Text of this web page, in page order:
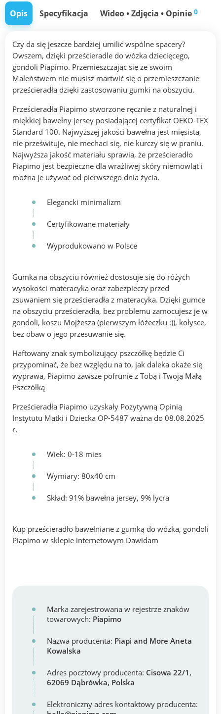
Opis Specyfikacja Wideo • Zdjęcia • Opinie 0
Czy da się jeszcze bardziej umilić wspólne spacery?
Owszem, dzięki prześcieradle do wózka dziecięcego,
gondoli Piapimo. Przemieszczając się ze swoim
Maleństwem nie musisz martwić się o przemieszczanie
prześcieradła dzięki zastosowaniu gumki na obszyciu.
Prześcieradła Piapimo stworzone ręcznie z naturalnej i
miękkiej bawełny jersey posiadającej certyfikat OEKO-TEX
Standard 100. Najwyższej jakości bawełna jest mięsista,
nie prześwituje, nie mechaci się, nie kurczy się w praniu.
Najwyższa jakość materiału sprawia, że prześcieradło
Piapimo jest bezpieczne dla wrażliwej skóry niemowląt i
można je używać od pierwszego dnia życia.
Elegancki minimalizm
Certyfikowane materiały
Wyprodukowano w Polsce
Gumka na obszyciu również dostosuje się do różych
wysokości materacyka oraz zabezpieczy przed
zsuwaniem się prześcieradła z materacyka. Dzięki gumce
na obszyciu prześcieradła, bez problemu zamocujesz je w
gondoli, koszu Mojżesza (pierwszym łóżeczku :)), kołysce,
bez obaw o jego przesuwanie się.
Haftowany znak symbolizujący pszczółkę będzie Ci
przypominać, że bez względu na to, jak daleka okaże się
wyprawa, Piapimo zawsze pofrunie z Tobą i Twoją Małą
Pszczółką
Prześcieradła Piapimo uzyskały Pozytywną Opinią
Instytutu Matki i Dziecka OP-5487 ważna do 08.08.2025
r.
Wiek: 0-18 mies
Wymiary: 80x40 cm
Skład: 91% bawełna jersey, 9% lycra
Kup prześcieradło bawełniane z gumką do wózka, gondoli
Piapimo w sklepie internetowym Dawidam
Marka zarejestrowana w rejestrze znaków
towarowych: Piapimo
Nazwa producenta: Piapi and More Aneta
Kowalska
Adres pocztowy producenta: Cisowa 22/1,
62069 Dąbrówka, Polska
Elektroniczny adres kontaktowy producenta: